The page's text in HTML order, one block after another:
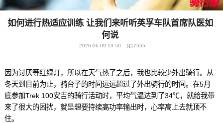
如何进行热适应训练 让我们来听听英孚车队首席队医如
何说
2026-06-09 13:50 7555
因为讨厌等红绿灯，所以在天气热了之后，我也比较少外出骑行。从
冬天到目前为止，骑台子的时间远远超过了外出骑行的时间。在5月
底参加Trek 100安吉的骑行活动时，平均气温达到了34℃，就给我带
来了很大的困扰，就是想要持续高功率输出时，心率高上去就顶不
住。